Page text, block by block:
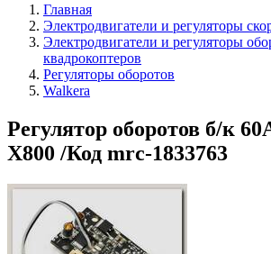
Главная
Электродвигатели и регуляторы
Электродвигатели и регуляторы
квадрокоптеров
Регуляторы оборотов
Walkera
Регулятор оборотов б/к
X800 /Код mrc-1833763